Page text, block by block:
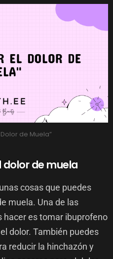
de Muela”
dolor de muela
cosas que puedes
muela. Una de las
hacer es tomar ibuprofeno
dolor. También puedes
reducir la hinchazón y